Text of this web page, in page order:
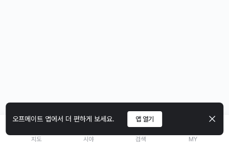
오프메이트 앱에서 더 편하게 보세요. 앱 열기
지도 시야 검색 MY